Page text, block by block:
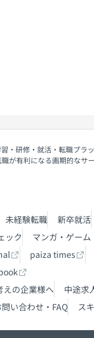
・研修・就活・転職プラ
が有利になる画期的なサ
未経験転職
新卒就活
ック
マンガ・ゲーム
paiza times
えの企業様へ
中途求
問い合わせ・FAQ ス